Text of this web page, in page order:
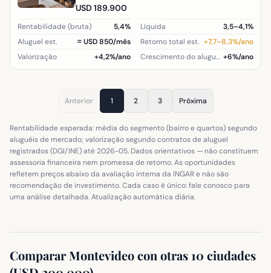
USD 189.900
Rentabilidade (bruta) 5,4% Líquida
3,5–4,1%
Aluguel est.
≈ USD 850/mês Retorno total est. +7,7–8,3%/ano
Valorização
+4,2%/ano Crescimento do aluguel (região) +6%/ano
Anterior 1 2 3 Próxima
Rentabilidade esperada: média do segmento (bairro e quartos) segundo
aluguéis de mercado; valorização segundo contratos de aluguel
registrados (DGI/INE) até 2026-05. Dados orientativos — não constituem
assessoria financeira nem promessa de retorno. As oportunidades
refletem preços abaixo da avaliação interna da INGAR e não são
recomendação de investimento. Cada caso é único: fale conosco para
uma análise detalhada. Atualização automática diária.
Comparar Montevideo con otras 10 ciudades